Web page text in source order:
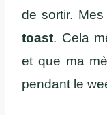
de sortir. Mes
toast. Cela
et que ma
pendant le